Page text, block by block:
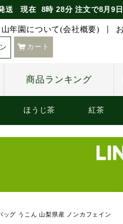
送 現在 8時 28分注文で8月9
山年園について(会社概要)
カート
商品ランキング
ほうじ茶 紅茶
グ うこん 山梨県産 ノンカフェイン